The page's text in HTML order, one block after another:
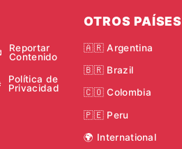
Reportar
Contenido
Política de
Privacidad
OTROS PAÍSES
🇦🇷 Argentina
🇧🇷 Brazil
🇨🇴 Colombia
🇵🇪 Peru
🌍 International